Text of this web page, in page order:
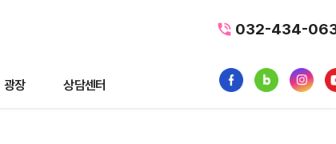
032-434-
광장 상담센터